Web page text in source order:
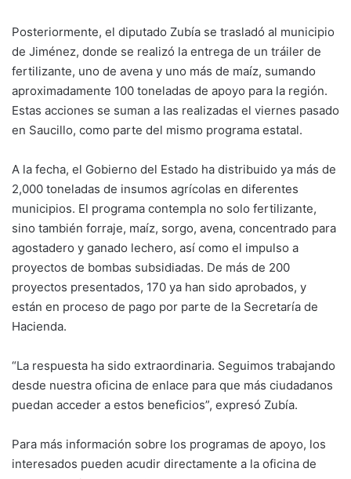
Posteriormente, el diputado Zubía se trasladó al municipio
de Jiménez, donde se realizó la entrega de un tráiler de
fertilizante, uno de avena y uno más de maíz, sumando
aproximadamente 100 toneladas de apoyo para la región.
Estas acciones se suman a las realizadas el viernes pasado
en Saucillo, como parte del mismo programa estatal.
A la fecha, el Gobierno del Estado ha distribuido ya más de
2,000 toneladas de insumos agrícolas en diferentes
municipios. El programa contempla no solo fertilizante,
sino también forraje, maíz, sorgo, avena, concentrado para
agostadero y ganado lechero, así como el impulso a
proyectos de bombas subsidiadas. De más de 200
proyectos presentados, 170 ya han sido aprobados, y
están en proceso de pago por parte de la Secretaría de
Hacienda.
“La respuesta ha sido extraordinaria. Seguimos trabajando
desde nuestra oficina de enlace para que más ciudadanos
puedan acceder a estos beneficios”, expresó Zubía.
Para más información sobre los programas de apoyo, los
interesados pueden acudir directamente a la oficina de